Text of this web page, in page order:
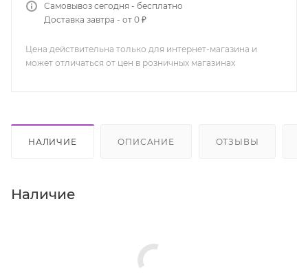
Самовывоз сегодня - бесплатно
Доставка завтра - от 0 ₽
Цена действительна только для интернет-магазина и
может отличаться от цен в розничных магазинах
НАЛИЧИЕ ОПИСАНИЕ ОТЗЫВЫ
Наличие